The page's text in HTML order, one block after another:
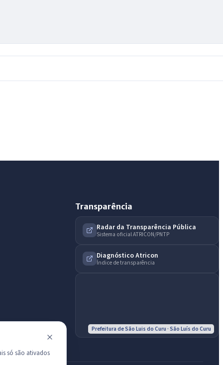
Transparência
Radar da Transparência Pública
Sistema oficial ATRICON/PNTP
Diagnóstico Atricon
Índice de transparência
Prefeitura de São Luis do Curu · São Luís do Curu
só são ativados
IntGest AI